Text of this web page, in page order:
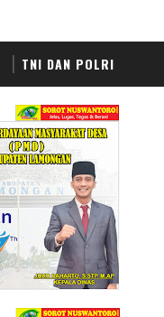
TNI DAN POLRI